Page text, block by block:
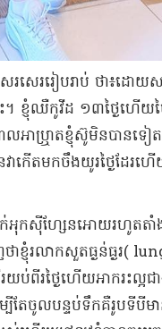
សរសេរ​រៀបរាប់ ថា​៖​ដោ
។ ខ្ញុំ​ឈឺ​កូ​វីដ ១៣​ថ្ងៃ​ហើយ​
ឬ្រា​ត​ខ្ញុំ​ស៊ូ​មិនបាន​ទៀត​ទ
ា​កើតមក​ចឹ​ង​យូរថ្ងៃ​ដែរ​ហ
ក​ស៊ីហ្សែ​ន​អោយ​រហូត​តាំ
ខ្ញុំ​រលាក​សួត​ធ្ងន់ធ្ងរ​(
ពីរ​ថ្ងៃ​ហើយ​អាក​រះ​ល្អ​ជ
តែ​ចូល​បន្ទប់ទឹក​គឺ​រូប​ទី​បី​